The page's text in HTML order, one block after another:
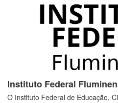
Instituto Federal
O Instituto Federal de Educação,